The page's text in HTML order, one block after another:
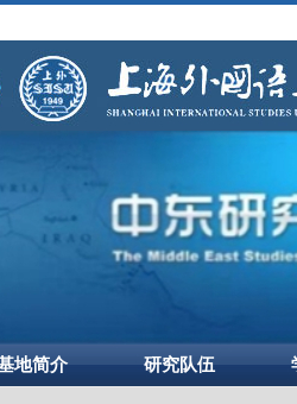
地简介 研究队伍